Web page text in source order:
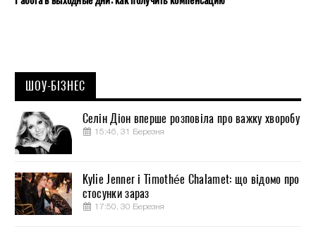
ШОУ-БІЗНЕС
Селін Діон вперше розповіла про важку хворобу
15:46, 31 Березня
Kylie Jenner і Timothée Chalamet: що відомо про
стосунки зараз
17:50, 30 Березня